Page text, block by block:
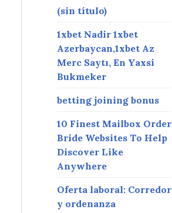
(sin título)
1xbet Nadir 1xbet
Azerbaycan,1xbet Az
Merc Saytı, En Yaxsi
Bukmeker
betting joining bonus
10 Finest Mailbox Order
Bride Websites To Help
Discover Like
Anywhere
Oferta laboral: Corredor
y ordenanza